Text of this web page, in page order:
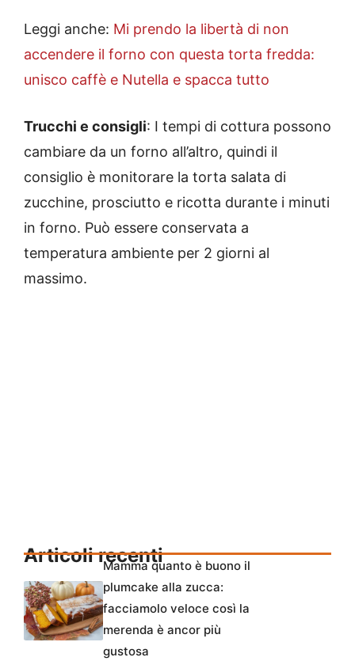
Leggi anche: Mi prendo la libertà di non
accendere il forno con questa torta fredda:
unisco caffè e Nutella e spacca tutto
Trucchi e consigli: I tempi di cottura possono
cambiare da un forno all’altro, quindi il
consiglio è monitorare la torta salata di
zucchine, prosciutto e ricotta durante i minuti
in forno. Può essere conservata a
temperatura ambiente per 2 giorni al
massimo.
Articoli recentiMamma quanto è buono il
plumcake alla zucca:
facciamolo veloce così la
merenda è ancor più
gustosa